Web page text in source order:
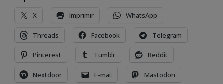
X Imprimir WhatsApp
Threads Facebook Telegram
Pinterest Tumblr Reddit
Nextdoor E-mail Mastodon